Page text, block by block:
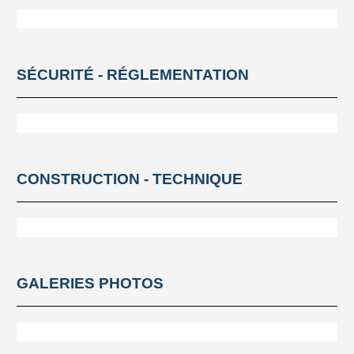
JOURNÉE
DÉCOUVERTE À
SÉCURITÉ - RÉGLEMENTATION
CONSTRUCTION - TECHNIQUE
GALERIES PHOTOS